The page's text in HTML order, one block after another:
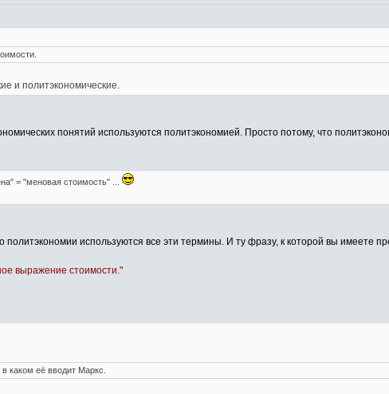
и политэкономические.
понятий используются политэкономией. Просто потому, что
= "меновая стоимость" ...
политэкономии используются все эти термины. И ту фразу, к которой вы имеете
выражение стоимости."
каком её вводит Маркс.